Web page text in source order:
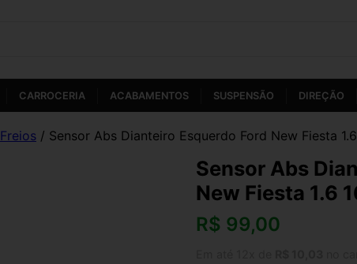
CARROCERIA ACABAMENTOS SUSPENSÃO DIREÇÃO
Freios / Sensor Abs Dianteiro Esquerdo Ford New Fiesta
Sensor Abs
New Fiesta 1.6
R$ 99,00